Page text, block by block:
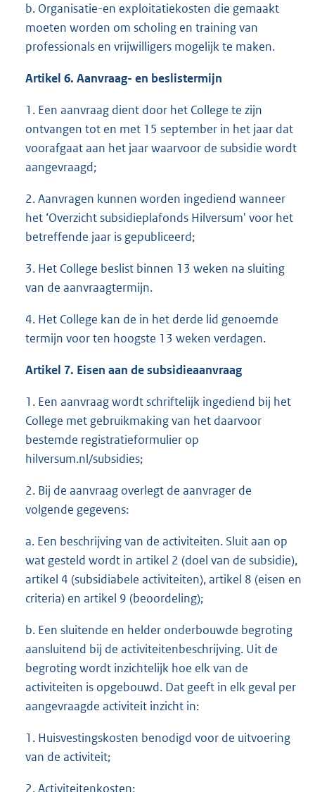
b. Organisatie-en exploitatiekosten die gemaakt
moeten worden om scholing en training van
professionals en vrijwilligers mogelijk te maken.
Artikel 6. Aanvraag- en beslistermijn
1. Een aanvraag dient door het College te zijn
ontvangen tot en met 15 september in het jaar dat
voorafgaat aan het jaar waarvoor de subsidie wordt
aangevraagd;
2. Aanvragen kunnen worden ingediend wanneer
het ‘Overzicht subsidieplafonds Hilversum' voor het
betreffende jaar is gepubliceerd;
3. Het College beslist binnen 13 weken na sluiting
van de aanvraagtermijn.
4. Het College kan de in het derde lid genoemde
termijn voor ten hoogste 13 weken verdagen.
Artikel 7. Eisen aan de subsidieaanvraag
1. Een aanvraag wordt schriftelijk ingediend bij het
College met gebruikmaking van het daarvoor
bestemde registratieformulier op
hilversum.nl/subsidies;
2. Bij de aanvraag overlegt de aanvrager de
volgende gegevens:
a. Een beschrijving van de activiteiten. Sluit aan op
wat gesteld wordt in artikel 2 (doel van de subsidie),
artikel 4 (subsidiabele activiteiten), artikel 8 (eisen en
criteria) en artikel 9 (beoordeling);
b. Een sluitende en helder onderbouwde begroting
aansluitend bij de activiteitenbeschrijving. Uit de
begroting wordt inzichtelijk hoe elk van de
activiteiten is opgebouwd. Dat geeft in elk geval per
aangevraagde activiteit inzicht in:
1. Huisvestingskosten benodigd voor de uitvoering
van de activiteit;
2. Activiteitenkosten;